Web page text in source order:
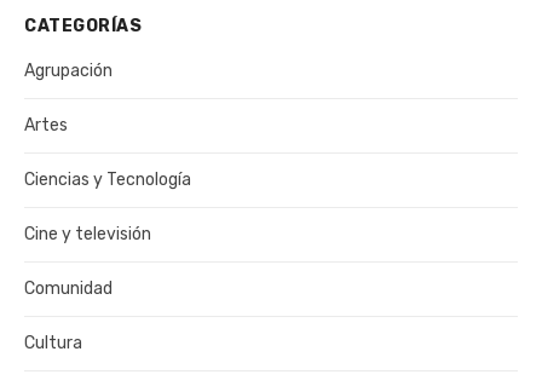
CATEGORÍAS
Agrupación
Artes
Ciencias y Tecnología
Cine y televisión
Comunidad
Cultura